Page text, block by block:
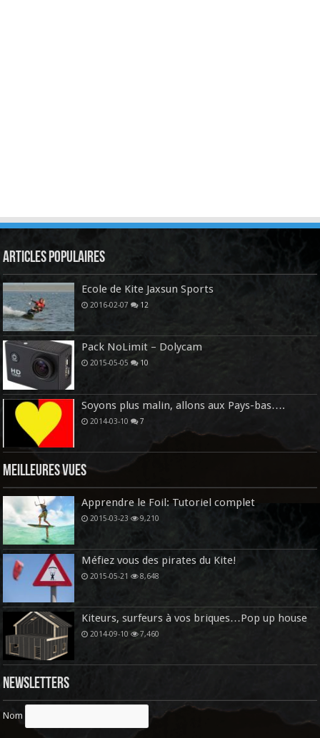
Articles Populaires
Ecole de Kite Jaxsun Sports
2016-02-07 12
Pack NoLimit – Dolycam
2015-05-05 10
Soyons plus malin, allons aux Pays-bas….
2014-03-10 7
Meilleures vues
Apprendre le Foil: Tutoriel complet
2015-03-23 9,210
Méfiez vous des pirates du Kite!
2015-05-21 8,648
Kiteurs, surfeurs à vos briques…Pop up house
2014-09-10 7,460
Newsletters
Nom